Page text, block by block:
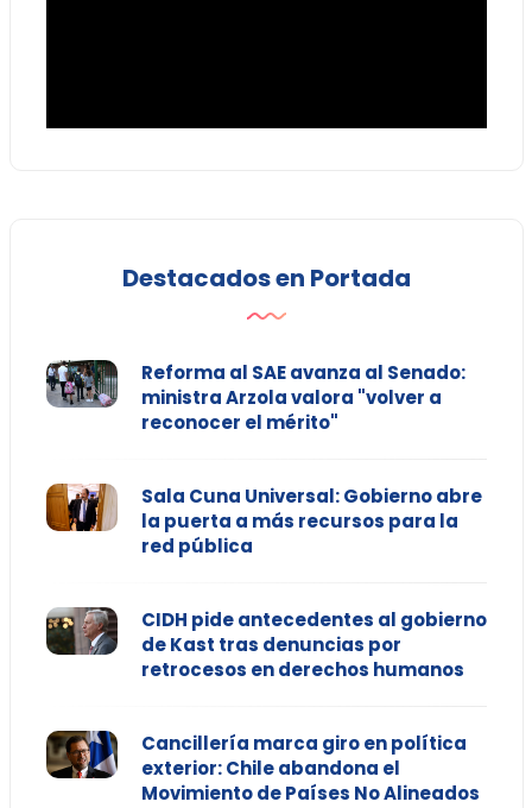
Destacados en Portada
Reforma al SAE avanza al Senado:
ministra Arzola valora "volver a
reconocer el mérito"
Sala Cuna Universal: Gobierno abre
la puerta a más recursos para la
red pública
CIDH pide antecedentes al gobierno
de Kast tras denuncias por
retrocesos en derechos humanos
Cancillería marca giro en política
exterior: Chile abandona el
Movimiento de Países No Alineados